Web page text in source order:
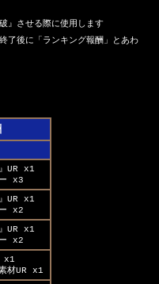
』させる際に使用します
了後に「ランキング報酬」とあわ
UR x1
ー x3
UR x1
ー x2
UR x1
ー x2
x1
材UR x1